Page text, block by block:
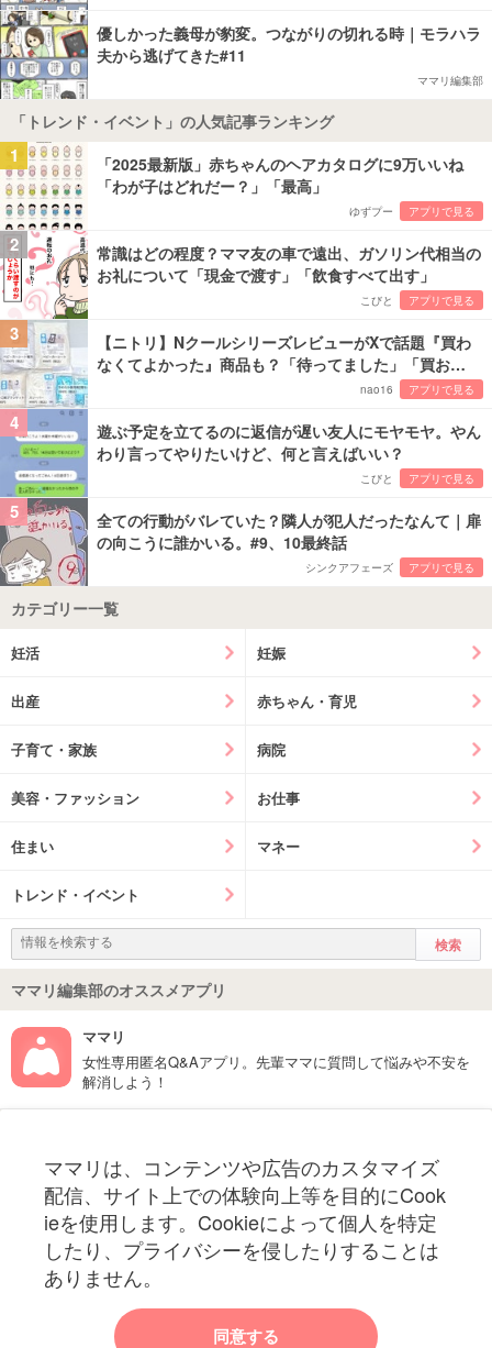
優しかった義母が豹変。つながりの切れる時｜モラハラ
夫から逃げてきた#11
ママリ編集部
「トレンド・イベント」の人気記事ランキング
1
「2025最新版」赤ちゃんのヘアカタログに9万いいね
「わが子はどれだー？」「最高」
ゆずプー アプリで見る
2
常識はどの程度？ママ友の車で遠出、ガソリン代相当の
お礼について「現金で渡す」「飲食すべて出す」
こびと アプリで見る
3
【ニトリ】NクールシリーズレビューがXで話題『買わ
なくてよかった』商品も？「待ってました」「買お…
nao16 アプリで見る
4
遊ぶ予定を立てるのに返信が遅い友人にモヤモヤ。やん
わり言ってやりたいけど、何と言えばいい？
こびと アプリで見る
5
全ての行動がバレていた？隣人が犯人だったなんて｜扉
の向こうに誰かいる。#9、10最終話
シンクアフェーズ アプリで見る
カテゴリー一覧
妊活 妊娠
出産 赤ちゃん・育児
子育て・家族 病院
美容・ファッション お仕事
住まい マネー
トレンド・イベント
ママリ編集部のオススメアプリ
ママリ
女性専用匿名Q&Aアプリ。先輩ママに質問して悩みや不安を
解消しよう！
ママリは、コンテンツや広告のカスタマイズ
配信、サイト上での体験向上等を目的にCook
ieを使用します。Cookieによって個人を特定
したり、プライバシーを侵したりすることは
ありません。
同意する
妊娠〜子育て中のお役立ち情報を配信中
ママリからのお知らせ